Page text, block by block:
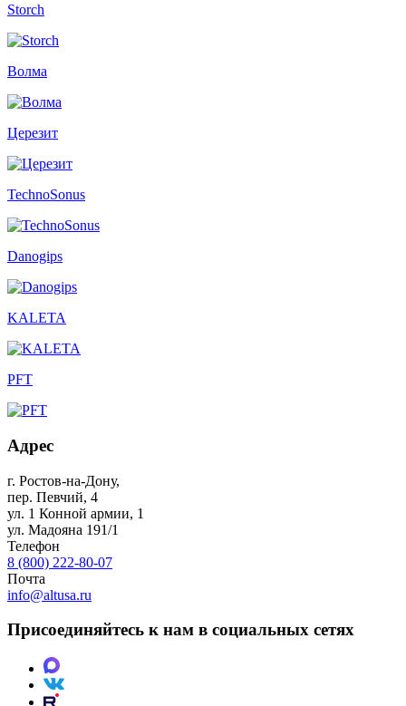
Storch
Волма
Церезит
TechnoSonus
Danogips
KALETA
PFT
Адрес
г. Ростов-на-Дону,
пер. Певчий, 4
ул. 1 Конной армии, 1
ул. Мадояна 191/1
Телефон
8 (800) 222-80-07
Почта
info@altusa.ru
Присоединяйтесь к нам в социальных сетях